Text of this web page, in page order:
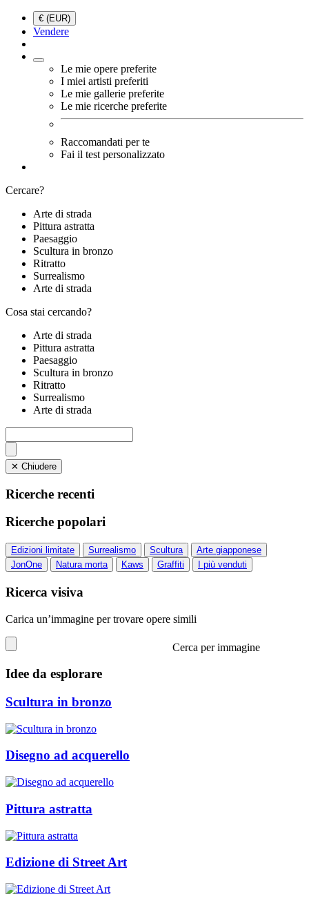
€ (EUR)
Vendere
Le mie opere preferite
I miei artisti preferiti
Le mie gallerie preferite
Le mie ricerche preferite
Raccomandati per te
Fai il test personalizzato
Cercare?
Arte di strada
Pittura astratta
Paesaggio
Scultura in bronzo
Ritratto
Surrealismo
Arte di strada
Cosa stai cercando?
Arte di strada
Pittura astratta
Paesaggio
Scultura in bronzo
Ritratto
Surrealismo
Arte di strada
✕ Chiudere
Ricerche recenti
Ricerche popolari
Edizioni limitate Surrealismo Scultura
Arte giapponese
JonOne
Natura morta Kaws Graffiti I più venduti
Ricerca visiva
Carica un’immagine per trovare opere simili
Cerca per immagine
Idee da esplorare
Scultura in bronzo
Disegno ad acquerello
Pittura astratta
Edizione di Street Art